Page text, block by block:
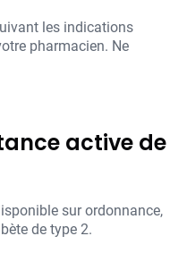
les indications
pharmacien. Ne
active de
sur ordonnance,
de type 2.